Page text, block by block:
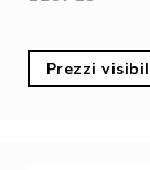
Prezzi